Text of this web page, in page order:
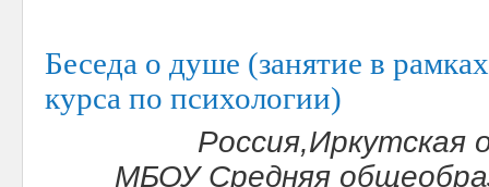
Беседа о душе (занятие в
курса по психологии)
Россия,Иркутская
МБОУ Средняя